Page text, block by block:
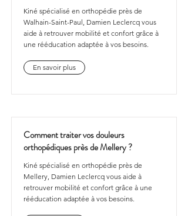
Kiné spécialisé en orthopédie près de
Walhain-Saint-Paul, Damien Leclercq vous
aide à retrouver mobilité et confort grâce à
une rééducation adaptée à vos besoins.
En savoir plus
Comment traiter vos douleurs
orthopédiques près de Mellery ?
Kiné spécialisé en orthopédie près de
Mellery, Damien Leclercq vous aide à
retrouver mobilité et confort grâce à une
rééducation adaptée à vos besoins.